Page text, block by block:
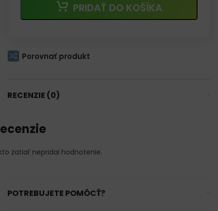
PRIDAŤ DO KOŠÍKA
Porovnať produkt
RECENZIE (0)
zatiaľ nepridal hodnotenie.
POTREBUJETE POMÔCŤ?